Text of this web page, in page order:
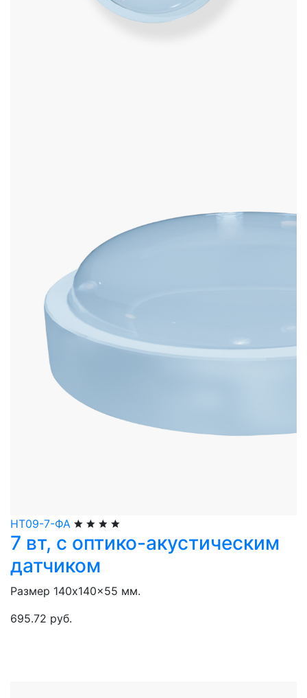
НТ09-7-ФА
7 вт, с оптико-акустическим
датчиком
Размер 140x140x55 мм.
695.72 руб.